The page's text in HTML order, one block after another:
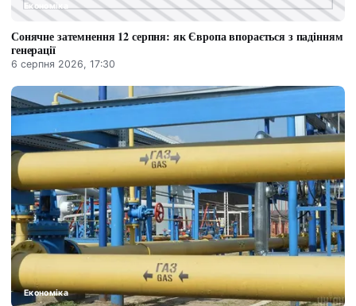
Економіка
Сонячне затемнення 12 серпня: як Європа впорається з падінням
генерації
6 серпня 2026, 17:30
Економіка